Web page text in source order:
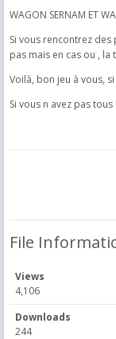
WAGON SERNAM ET
Si vous rencontrez
pas mais en cas ou , la
Voilà, bon jeu à vous,
Si vous n avez pas
File
Views
4,106
Downloads
244